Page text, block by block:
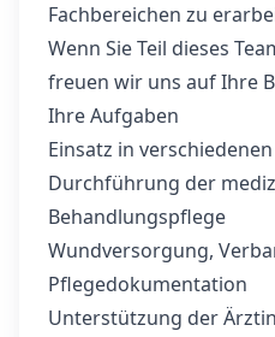
Fachbereichen zu
Wenn Sie Teil dieses
freuen wir uns auf Ihre
Ihre Aufgaben
Einsatz in
Durchführung der
Behandlungspflege
Wundversorgung,
Pflegedokumentation
Unterstützung der